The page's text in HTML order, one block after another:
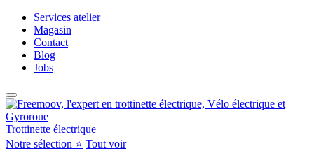
Services atelier
Magasin
Contact
Blog
Jobs
Trottinette électrique
Notre sélection ⭐ Tout voir